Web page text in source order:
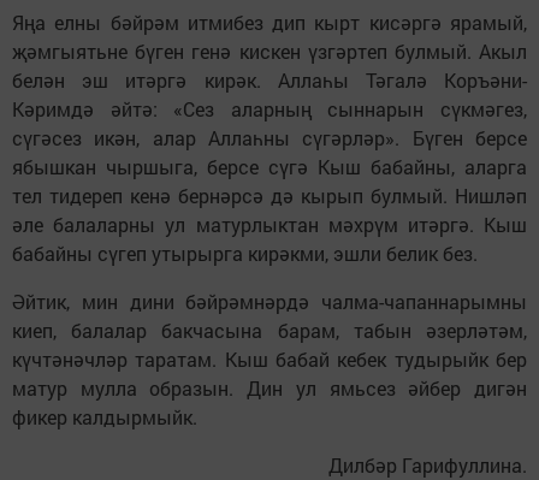
Яңа елны бәйрәм итмибез дип кырт кисәргә ярамый,
җәмгыятьне бүген генә кискен үзгәртеп булмый. Акыл
белән эш итәргә кирәк. Аллаһы Тәгалә Коръәни-
Кәримдә әйтә: «Сез аларның сыннарын сүкмәгез,
сүгәсез икән, алар Аллаһны сүгәрләр». Бүген берсе
ябышкан чыршыга, берсе сүгә Кыш бабайны, аларга
тел тидереп кенә бернәрсә дә кырып булмый. Нишләп
әле балаларны ул матурлыктан мәхрүм итәргә. Кыш
бабайны сүгеп утырырга кирәкми, эшли белик без.
Әйтик, мин дини бәйрәмнәрдә чалма-чапаннарымны
киеп, балалар бакчасына барам, табын әзерләтәм,
күчтәнәчләр таратам. Кыш бабай кебек тудырыйк бер
матур мулла образын. Дин ул ямьсез әйбер дигән
фикер калдырмыйк.
Дилбәр Гарифуллина.